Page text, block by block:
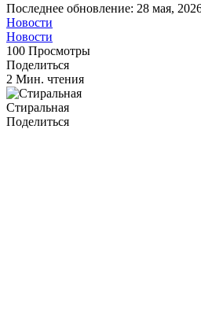
Последнее обновление: 28 мая,
Новости
Новости
100 Просмотры
Поделиться
2 Мин. чтения
Стиральная
Поделиться